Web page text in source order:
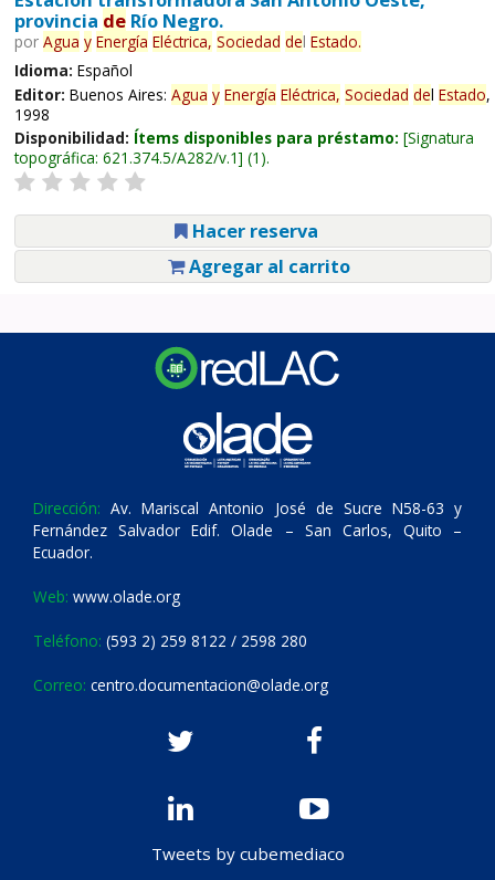
provincia deRío Negro.
por Agua y Energía Eléctrica, Sociedad del Estado.
Idioma: Español
Editor: Buenos Aires: Agua y Energía Eléctrica, Sociedad del Estado,
1998
Disponibilidad: Ítems disponibles para préstamo: Signatura
topográfica: 621.374.5/A282/v.1 (1).
Hacer reserva
Agregar al carrito
Dirección: Av. Mariscal Antonio José de Sucre N58-63 y
Fernández Salvador Edif. Olade – San Carlos, Quito –
Ecuador.
Web: www.olade.org
Teléfono: (593 2) 259 8122 / 2598 280
Correo: centro.documentacion@olade.org
Tweets by cubemediaco